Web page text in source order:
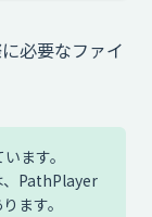
必要なファイ
ます。
、PathPlayer
ます。